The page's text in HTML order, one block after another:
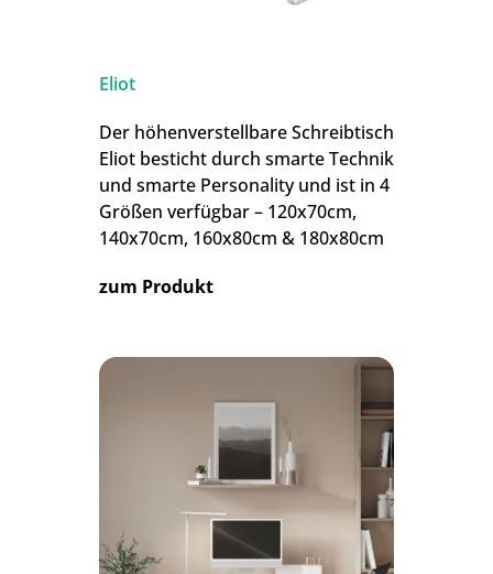
Eliot
Der höhenverstellbare Schreibtisch
Eliot besticht durch smarte Technik
und smarte Personality und ist in 4
Größen verfügbar – 120x70cm,
140x70cm, 160x80cm & 180x80cm
zum Produkt